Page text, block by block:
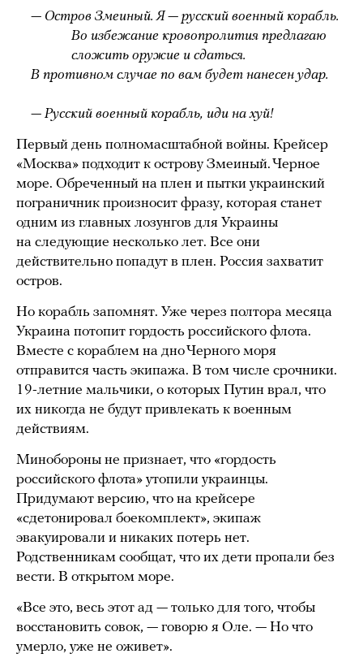
— Остров Змеиный. Я — русский военный корабль.
Во избежание кровопролития предлагаю
сложить оружие и сдаться.
В противном случае по вам будет нанесен удар.
— Русский военный корабль, иди на хуй!
Первый день полномасштабной войны. Крейсер
«Москва» подходит к острову Змеиный. Черное
море. Обреченный на плен и пытки украинский
пограничник произносит фразу, которая станет
одним из главных лозунгов для Украины
на следующие несколько лет. Все они
действительно попадут в плен. Россия захватит
остров.
Но корабль запомнят. Уже через полтора месяца
Украина потопит гордость российского флота.
Вместе с кораблем на дно Черного моря
отправится часть экипажа. В том числе срочники.
19-летние мальчики, о которых Путин врал, что
их никогда не будут привлекать к военным
действиям.
Минобороны не признает, что «гордость
российского флота» утопили украинцы.
Придумают версию, что на крейсере
«сдетонировал боекомплект», экипаж
эвакуировали и никаких потерь нет.
Родственникам сообщат, что их дети пропали без
вести. В открытом море.
«Все это, весь этот ад — только для того, чтобы
восстановить совок, — говорю я Оле. — Но что
умерло, уже не оживет».